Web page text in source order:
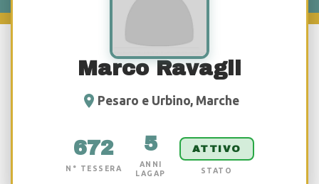
Marco Ravagli
Pesaro e Urbino, Marche
672
N° TESSERA
5
ANNI
LAGAP
ATTIVO
STATO